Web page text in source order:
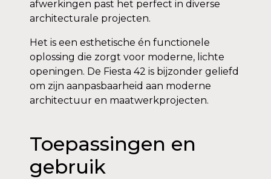
afwerkingen past het perfect in diverse
architecturale projecten.
Het is een esthetische én functionele
oplossing die zorgt voor moderne, lichte
openingen. De Fiesta 42 is bijzonder geliefd
om zijn aanpasbaarheid aan moderne
architectuur en maatwerkprojecten.
Toepassingen en
gebruik